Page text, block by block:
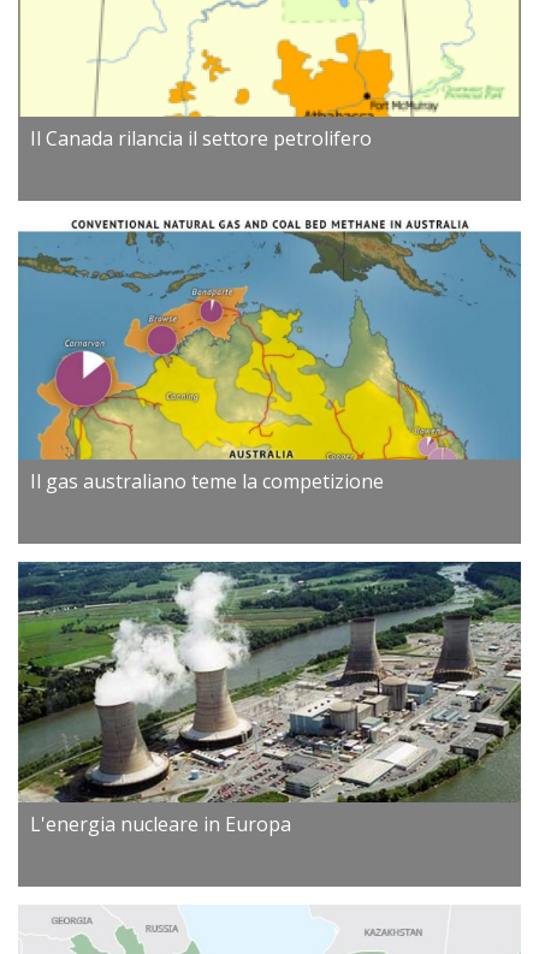
Il Canada rilancia il settore petrolifero
Il gas australiano teme la competizione
L'energia nucleare in Europa